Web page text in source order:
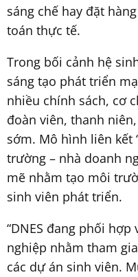
sáng chế hay đặt
toán thực tế.
Trong bối cảnh hệ
sáng tạo phát triển
nhiều chính sách, cơ
đoàn viên, thanh
sớm. Mô hình liên kết
trường – nhà doanh
mẽ nhằm tạo môi
sinh viên phát triển.
“DNES đang phối
nghiệp nhằm tham
các dự án sinh viên.